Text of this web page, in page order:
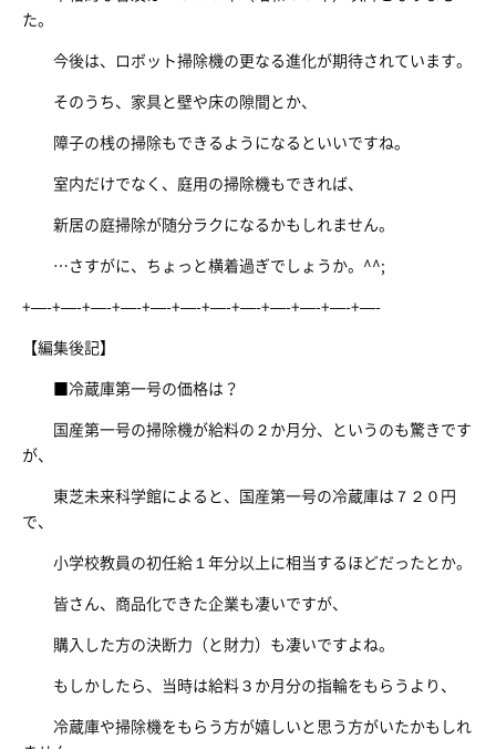
た。
今後は、ロボット掃除機の更なる進化が期待されています。
そのうち、家具と壁や床の隙間とか、
障子の桟の掃除もできるようになるといいですね。
室内だけでなく、庭用の掃除機もできれば、
新居の庭掃除が随分ラクになるかもしれません。
…さすがに、ちょっと横着過ぎでしょうか。^^;
+—-+—-+—-+—-+—-+—-+—-+—-+—-+—-+—-+—-
【編集後記】
■冷蔵庫第一号の価格は？
国産第一号の掃除機が給料の２か月分、というのも驚きです
が、
東芝未来科学館によると、国産第一号の冷蔵庫は７２０円
で、
小学校教員の初任給１年分以上に相当するほどだったとか。
皆さん、商品化できた企業も凄いですが、
購入した方の決断力（と財力）も凄いですよね。
もしかしたら、当時は給料３か月分の指輪をもらうより、
冷蔵庫や掃除機をもらう方が嬉しいと思う方がいたかもしれ